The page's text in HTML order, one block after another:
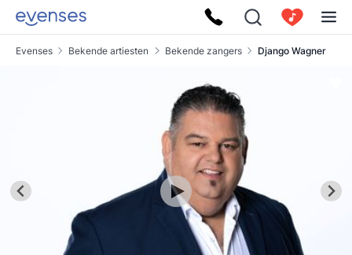
Evenses Bekende artiesten Bekende zangers Django Wagner